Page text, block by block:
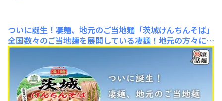
ついに誕生！凄麺、地元のご当地麺「茨城けんちんそば」
全国数々のご当地麺を展開している凄麺！地元の方々に協
力をいただきながら、地元の方々に愛される1杯をつくっ
ております。そんな凄麺の最大の弱点は...自分たちの地
元"茨城県のご当地麺がない!!!"こと…これまで"あれ???茨
城県のご当地麺は??"と何度突っ込まれたことか....笑そん
な、凄麺が、ついにつ